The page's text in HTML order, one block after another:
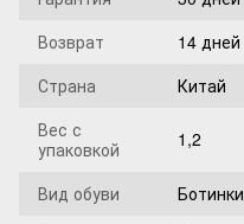
Возврат
14 дней
Страна
Китай
Вес с
упаковкой
1,2
Вид обуви
Ботинки